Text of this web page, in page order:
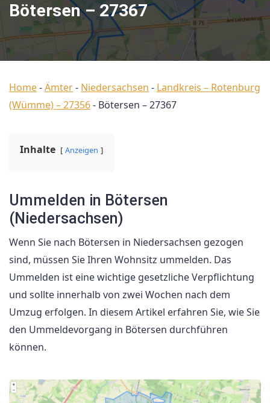
Bötersen – 27367
Home-Ämter- Niedersachsen - Landkreis – Rotenburg
(Wümme) – 27356- Bötersen – 27367
Inhalte Anzeigen
Ummelden in Bötersen
(Niedersachsen)
Wenn Sie nach Bötersen in Niedersachsen gezogen
sind, müssen Sie Ihren Wohnsitz ummelden. Das
Ummelden ist eine wichtige gesetzliche Verpflichtung
und sollte innerhalb von zwei Wochen nach dem
Umzug erfolgen. In diesem Artikel erfahren Sie, wie Sie
den Ummeldevorgang in Bötersen durchführen
können.